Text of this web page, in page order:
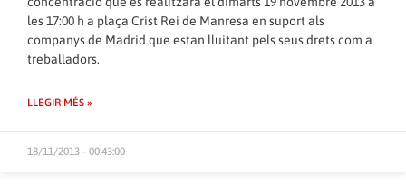
les 17:00 h a plaça Crist Rei de Manresa en suport als
companys de Madrid que estan lluitant pels seus drets com a
treballadors.
LLEGIR MÉS »
18/11/2013 - 00:43:00